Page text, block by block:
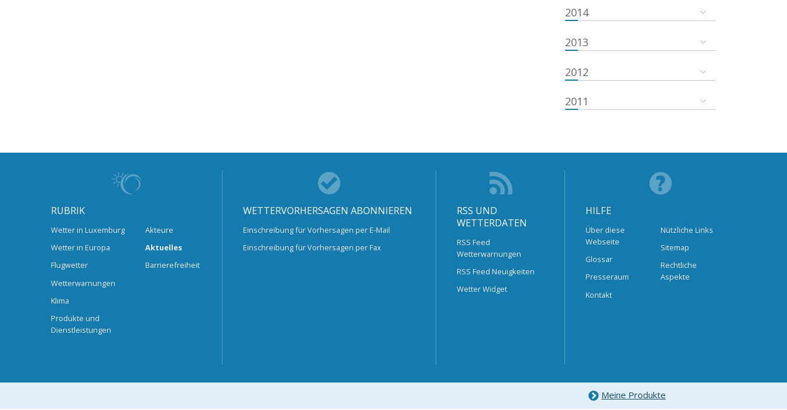
2014
2013
2012
2011
RUBRIK
Wetter in Luxemburg
Wetter in Europa
Flugwetter
Wetterwarnungen
Klima
Produkte und
Dienstleistungen
Akteure
Aktuelles
Barrierefreiheit
WETTERVORHERSAGEN ABONNIEREN
Einschreibung für Vorhersagen per E-Mail
Einschreibung für Vorhersagen per Fax
RSS UND
WETTERDATEN
RSS Feed
Wetterwarnungen
RSS Feed Neuigkeiten
Wetter Widget
HILFE
Über diese
Webseite
Glossar
Presseraum
Kontakt
Nützliche Links
Sitemap
Rechtliche
Aspekte
Meine Produkte